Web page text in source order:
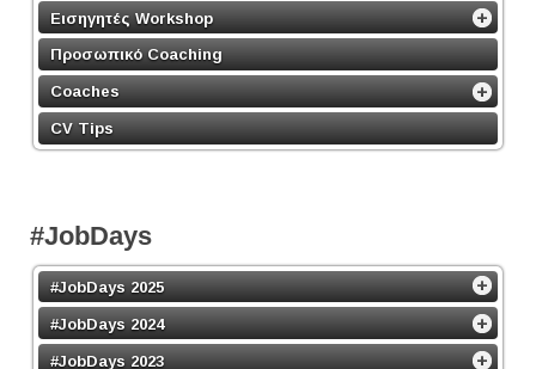
Εισηγητές Workshop
Προσωπικό Coaching
Coaches
CV Tips
#JobDays
#JobDays 2025
#JobDays 2024
#JobDays 2023